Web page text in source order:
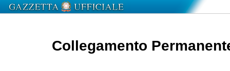
Collegamento